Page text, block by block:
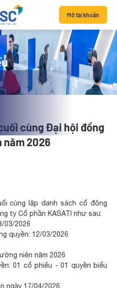
Mở tài khoản
cùng Đại hội đồng
năm 2026
cùng lập danh sách cổ đông
ty Cổ phần KASATI như sau:
03/2026
quyền: 12/03/2026
niên năm 2026
cổ phiếu - 01 quyền biểu
17/04/2026.